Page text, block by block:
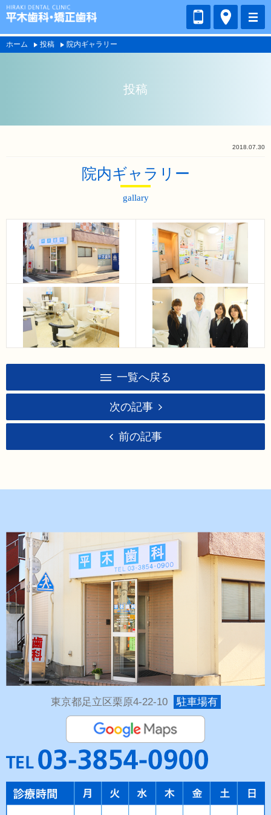
ホーム 投稿 院内ギャラリー
投稿
2018.07.30
院内ギャラリー
gallary
一覧へ戻る
次の記事
前の記事
東京都足立区栗原4-22-10 駐車場有